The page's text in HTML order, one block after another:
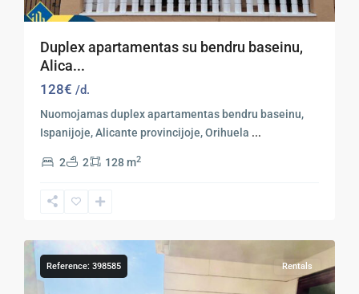
Duplex apartamentas su bendru baseinu,
Alica...
128€ /d.
Nuomojamas duplex apartamentas bendru baseinu,
Ispanijoje, Alicante provincijoje, Orihuela ...
2 2 128 m2
Reference: 398585 Rentals